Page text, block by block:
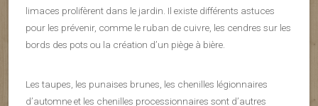
limaces prolifèrent dans le jardin. Il existe différents astuces
pour les prévenir, comme le ruban de cuivre, les cendres sur les
bords des pots ou la création d’un piège à bière.
Les taupes, les punaises brunes, les chenilles légionnaires
d’automne et les chenilles processionnaires sont d’autres